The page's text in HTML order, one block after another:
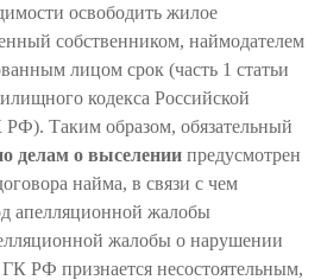
освободить жилое
собственником, наймодателем
лицом срок (часть 1 статьи
кодекса Российской
Таким образом, обязательный
делам о выселении предусмотрен
найма, в связи с чем
апелляционной жалобы
жалобы о нарушении
РФ признается несостоятельным,